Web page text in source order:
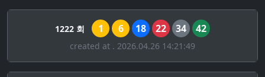
1222 회 1 6 18 22 34 42
created at . 2026.04.26 14:21:49